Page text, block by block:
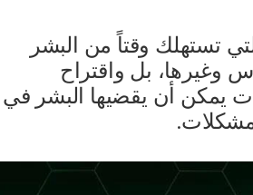
تستهلك وقتاً من البشر
وغيرها، بل واقتراح
يمكن أن يقضيها البشر في